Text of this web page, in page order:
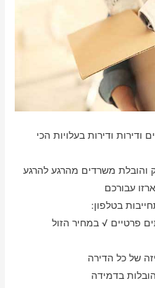
ודירות ודירות בעלויות הכי
והובלת משרדים מהרגע להרגע
עבורכם
בטלפון:
פרטיים √ במחיר הזול
של כל הדירה
בדמידה